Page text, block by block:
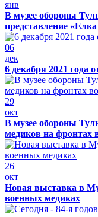
янв
В музее обороны
представление
06
дек
6 декабря 2021
29
окт
В музее обороны
медиков на фронтах
26
окт
Новая выставка в
военных медиках